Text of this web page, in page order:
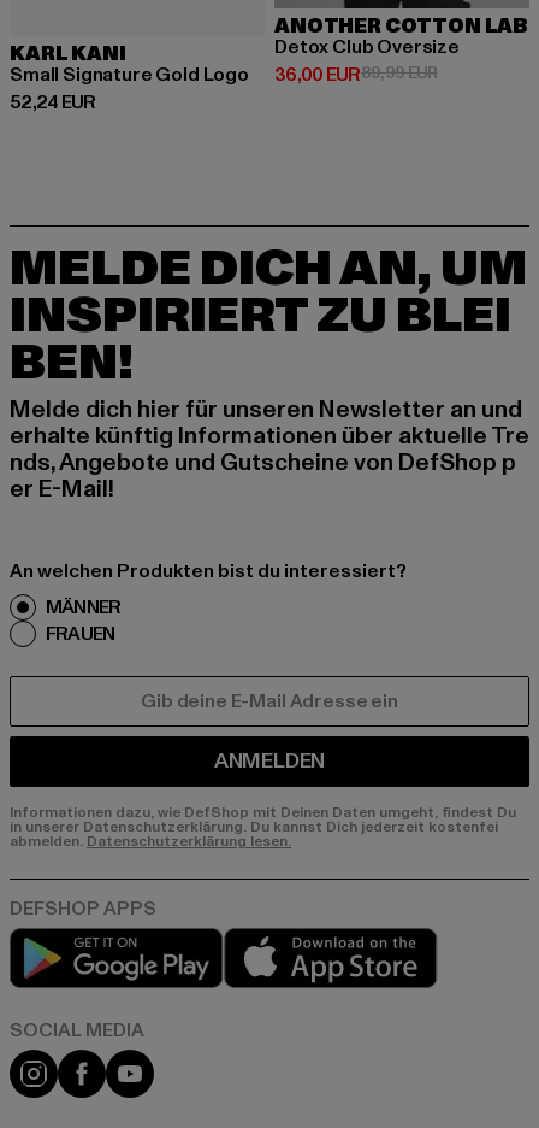
KARL KANI
Small Signature Gold Logo
52,24 EUR
Derzeitiger Preis: 52,24 EUR
ANOTHER COTTON LAB
Detox Club Oversize
36,00 EUR
Derzeitiger Preis: 36,00 EUR
89,99 EURAktionspreis:
MELDE DICH AN, UM
INSPIRIERT ZU BLEI
BEN!
Melde dich hier für unseren Newsletter an und
erhalte künftig Informationen über aktuelle Tre
nds, Angebote und Gutscheine von DefShop p
er E-Mail!
An welchen Produkten bist du interessiert?
MÄNNER
FRAUEN
ANMELDEN
Informationen dazu, wie DefShop mit Deinen Daten umgeht, findest Du
in unserer Datenschutzerklärung. Du kannst Dich jederzeit kostenfei
abmelden. Datenschutzerklärung lesen.
Play market
Instagram
FacebookYouTube